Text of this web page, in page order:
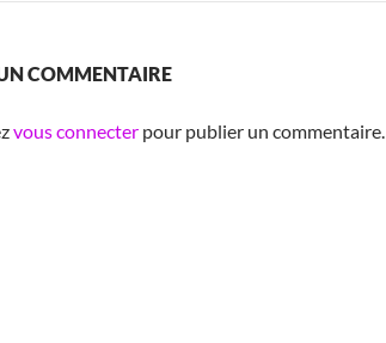
COMMENTAIRE
vous connecter pour publier un commentaire.